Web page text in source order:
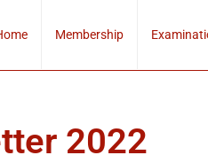
Membership
2022